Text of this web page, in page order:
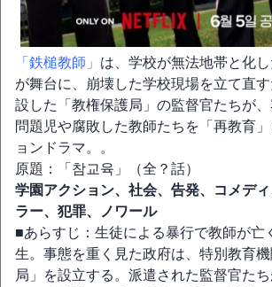
「鉄槌教師」 は、学校が無法地帯と化
が舞台に、崩壊した学校現場を立て直
設した「教権保護局」の監督官たちが
問題児や腐敗した教師たちを「再教育
ョンドラマ。。
原題：「참교육」（全？話）
学園アクション、社会、告発、コメデ
ラー、犯罪、ノワール
■あらすじ：生徒による暴行で教師が亡
生。事態を重く見た政府は、特別教育
局」を設立する。派遣された監督官た